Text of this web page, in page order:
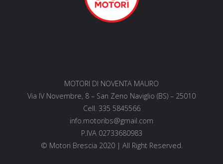
MOTORI DI NOVENTA MAURO
Via IV Novembre, 8 – San Zeno Naviglio (BS) – 25010
Cell. 335 5845566
info.motoribs@gmail.com
P.IVA 02733680983
© Motori Brescia 2020 | All Right Reserved.